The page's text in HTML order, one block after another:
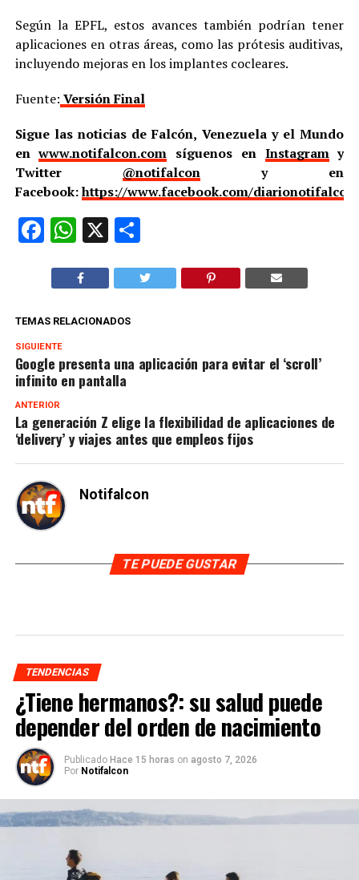
Según la EPFL, estos avances también podrían tener
aplicaciones en otras áreas, como las prótesis auditivas,
incluyendo mejoras en los implantes cocleares.
Fuente: Versión Final
Sigue las noticias de Falcón, Venezuela y el Mundo
enwww.notifalcon.com síguenos en Instagramy
Twitter @notifalcony en
Facebook:https://www.facebook.com/
Facebook
WhatsApp
X Compartir
TEMAS RELACIONADOS
SIGUIENTE
Google presenta una aplicación para evitar el ‘scroll’
infinito en pantalla
ANTERIOR
La generación Z elige la flexibilidad de aplicaciones de
‘delivery’ y viajes antes que empleos fijos
Notifalcon
TE PUEDE GUSTAR
TENDENCIAS
¿Tiene hermanos?: su salud puede
depender del orden de nacimiento
Publicado Hace 15 horas on agosto 7, 2026
Por Notifalcon